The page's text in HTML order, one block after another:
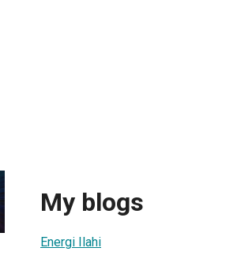
My blogs
Energi Ilahi